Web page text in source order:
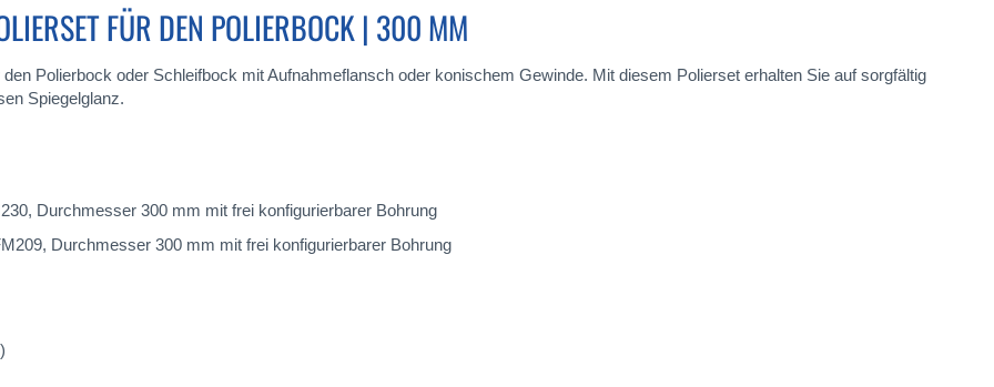
FÜR DEN POLIERBOCK | 300 MM
Polierbock oder Schleifbock mit Aufnahmeflansch oder konischem Gewinde. Mit diesem Polierset erhalten Sie auf sorgfältig
Spiegelglanz.
Durchmesser 300 mm mit frei konfigurierbarer Bohrung
Durchmesser 300 mm mit frei konfigurierbarer Bohrung